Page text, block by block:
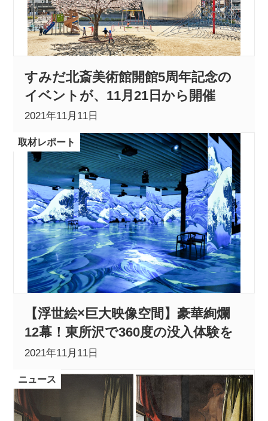
すみだ北斎美術館開館5周年記念の
イベントが、11月21日から開催
2021年11月11日
取材レポート
【浮世絵×巨大映像空間】豪華絢爛
12幕！東所沢で360度の没入体験を
2021年11月11日
ニュース